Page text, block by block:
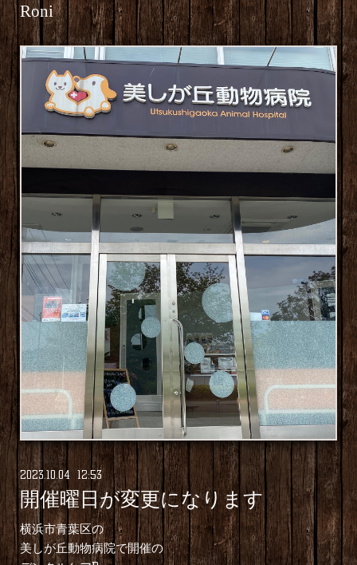
Roni
2023 10.04 12:53
開催曜日が変更になります
横浜市青葉区の
美しが丘動物病院で開催の